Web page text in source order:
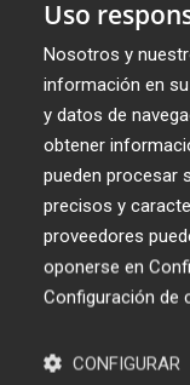
Uso
Nosotros y
información en
y datos de
obtener
pueden procesar
precisos y
proveedores
oponerse en
Configuración de
CONFIGURAR